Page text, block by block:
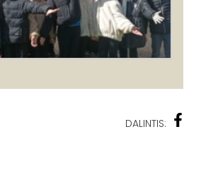
DALINTIS: